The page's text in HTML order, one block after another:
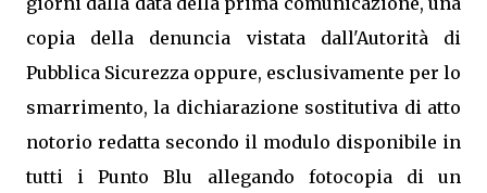
copia della denuncia vistata dall'Autorità di
Pubblica Sicurezza oppure, esclusivamente per lo
smarrimento, la dichiarazione sostitutiva di atto
notorio redatta secondo il modulo disponibile in
tutti i Punto Blu allegando fotocopia di un